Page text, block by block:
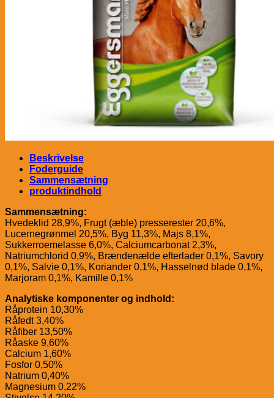
Beskrivelse
Foderguide
Sammensætning
produktindhold
Sammensætning:
Hvedeklid 28,9%, Frugt (æble) presserester 20,6%,
Lucernegrønmel 20,5%, Byg 11,3%, Majs 8,1%,
Sukkerroemelasse 6,0%, Calciumcarbonat 2,3%,
Natriumchlorid 0,9%, Brændenælde efterlader 0,1%, Savory
0,1%, Salvie 0,1%, Koriander 0,1%, Hasselnød blade 0,1%,
Marjoram 0,1%, Kamille 0,1%
Analytiske komponenter og indhold:
Råprotein 10,30%
Råfedt 3,40%
Råfiber 13,50%
Råaske 9,60%
Calcium 1,60%
Fosfor 0,50%
Natrium 0,40%
Magnesium 0,22%